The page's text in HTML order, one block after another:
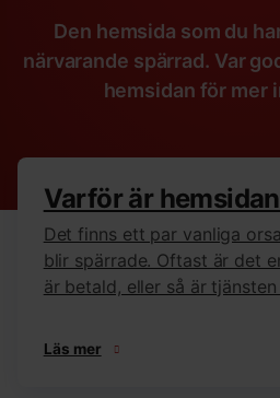
Den hemsida som du
närvarande spärrad. Var
hemsidan för mer
Varför är
Det finns ett par vanliga
blir spärrade. Oftast är det
är betald, eller så är
Läs mer